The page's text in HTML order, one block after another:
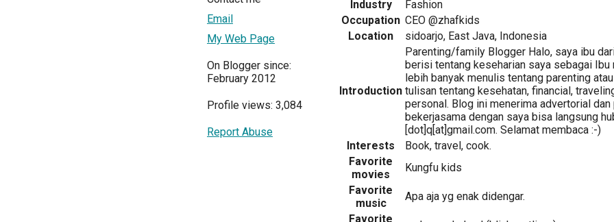
Email
My Web Page
On Blogger since:
February 2012
Profile views: 3,084
Report Abuse
Industry
Fashion
Occupation CEO @zhafkids
Location
sidoarjo, East Java, Indonesia
Introduction
Parenting/family Blogger Halo, saya ibu
berisi tentang keseharian saya sebagai Ibu
lebih banyak menulis tentang parenting
tulisan tentang kesehatan, financial,
personal. Blog ini menerima advertorial
bekerjasama dengan saya bisa langsung
[dot]q[at]gmail.com. Selamat membaca :-)
Interests
Book, travel, cook.
Favorite
movies
Kungfu kids
Favorite
music
Apa aja yg enak didengar.
Favorite